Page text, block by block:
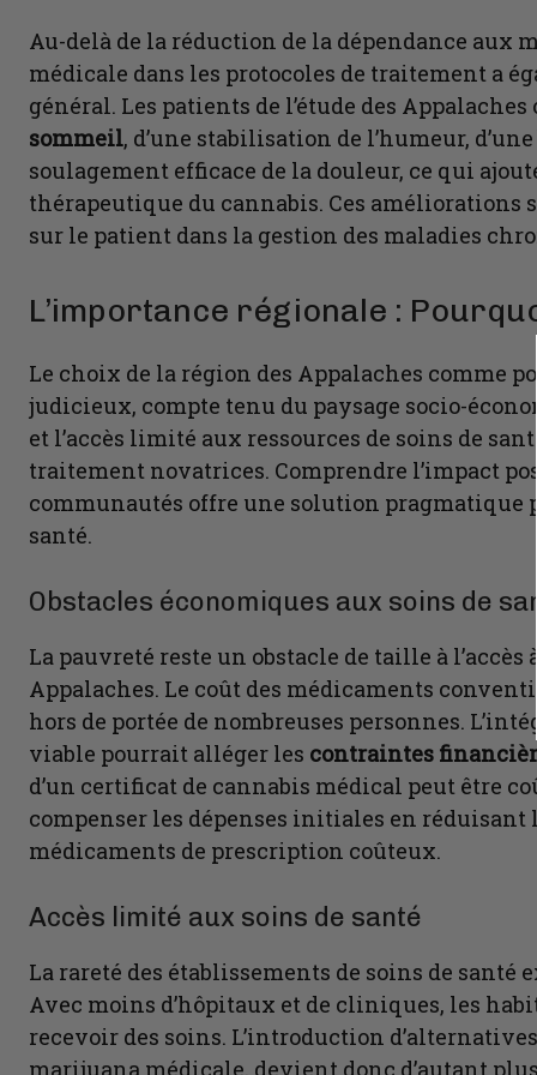
Au-delà de la réduction de la dépendance aux
médicale dans les protocoles de traitement a
général. Les patients de l’étude des Appalaches
sommeil, d’une stabilisation de l’humeur,
soulagement efficace de la douleur, ce qui
thérapeutique du cannabis. Ces améliorations
sur le patient dans la gestion des maladies
L’importance régionale :
Le choix de la région des Appalaches comme
judicieux, compte tenu du paysage socio-
et l’accès limité aux ressources de soins de
traitement novatrices. Comprendre l’impact
communautés offre une solution pragmatique
santé.
Obstacles économiques aux soins de
La pauvreté reste un obstacle de taille à l’accès
Appalaches. Le coût des médicaments
hors de portée de nombreuses personnes.
viable pourrait alléger les contraintes
d’un certificat de cannabis médical peut être
compenser les dépenses initiales en réduisant
médicaments de prescription coûteux.
Accès limité aux soins de santé
La rareté des établissements de soins de
Avec moins d’hôpitaux et de cliniques, les
recevoir des soins. L’introduction
marijuana médicale, devient donc d’autant